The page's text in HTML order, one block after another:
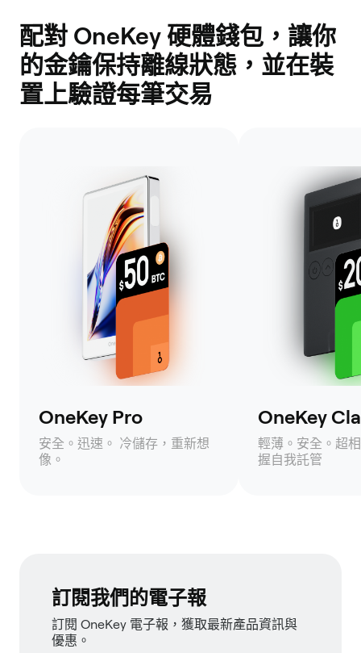
配對 OneKey 硬體錢包，讓你
的金鑰保持離線狀態，並在裝
置上驗證每筆交易
OneKey Pro
安全。迅速。 冷儲存，重新想
像。
OneKey
輕薄。安全。超
握自我託管
訂閱我們的電子報
訂閱 OneKey 電子報，獲取最新產品資訊與
優惠。